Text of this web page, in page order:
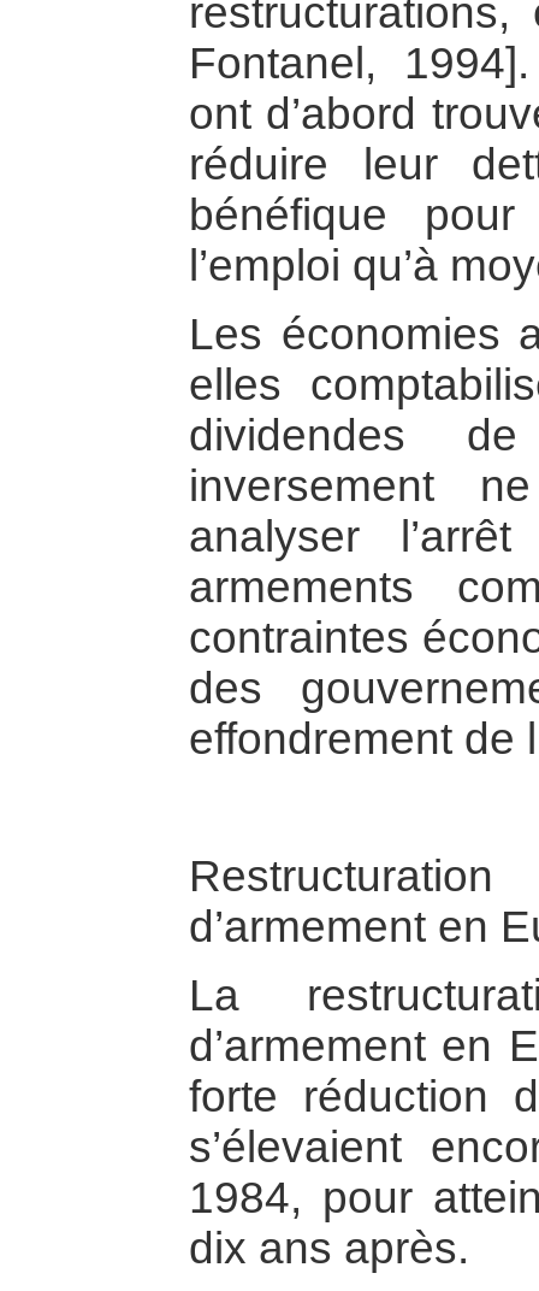
Fontanel,
ont d’abord
réduire leur
bénéfique
l’emploi qu’à
Les économies
elles
dividendes
inversement
analyser
armements
contraintes
des
effondrement de
d’armement en
La
d’armement en
forte réduction
s’élevaient
1984, pour
dix ans après.